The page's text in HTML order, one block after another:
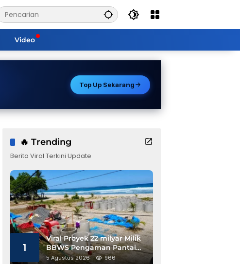
Video
Top Up Sekarang
🔥 Trending
Berita Viral Terkini Update
1
Viral Proyek 22 milyar Milik
BBWS Pengaman Pantai
Pesisir Barat Diduga
5 Agustus 2026 966